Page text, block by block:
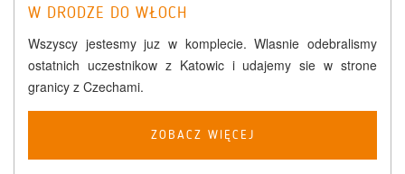
W DRODZE DO WŁOCH
Wszyscy jestesmy juz w komplecie. Wlasnie odebralismy
ostatnich uczestnikow z Katowic i udajemy sie w strone
granicy z Czechami.
ZOBACZ WIĘCEJ